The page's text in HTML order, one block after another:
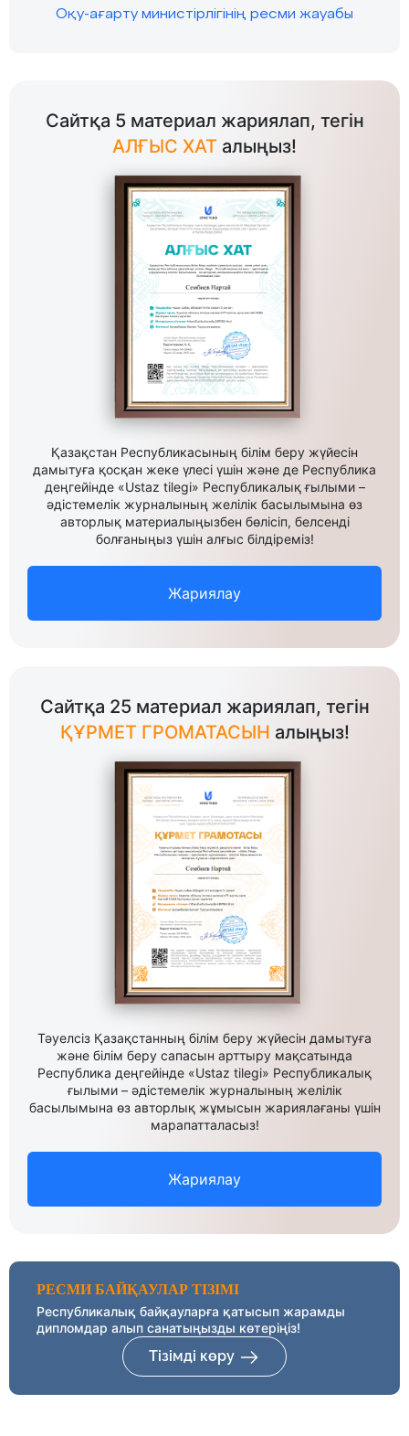
Оқу-ағарту министірлігінің ресми жауабы
Сайтқа 5 материал жариялап, тегін
АЛҒЫС ХАТ алыңыз!
Қазақстан Республикасының білім беру жүйесін
дамытуға қосқан жеке үлесі үшін және де Республика
деңгейінде «Ustaz tilegi» Республикалық ғылыми –
әдістемелік журналының желілік басылымына өз
авторлық материалыңызбен бөлісіп, белсенді
болғаныңыз үшін алғыс білдіреміз!
Жариялау
Сайтқа 25 материал жариялап, тегін
ҚҰРМЕТ ГРОМАТАСЫН алыңыз!
Тәуелсіз Қазақстанның білім беру жүйесін дамытуға
және білім беру сапасын арттыру мақсатында
Республика деңгейінде «Ustaz tilegi» Республикалық
ғылыми – әдістемелік журналының желілік
басылымына өз авторлық жұмысын жариялағаны үшін
марапатталасыз!
Жариялау
РЕСМИ БАЙҚАУЛАР ТІЗІМІ
Республикалық байқауларға қатысып жарамды
дипломдар алып санатыңызды көтеріңіз!
Тізімді көру